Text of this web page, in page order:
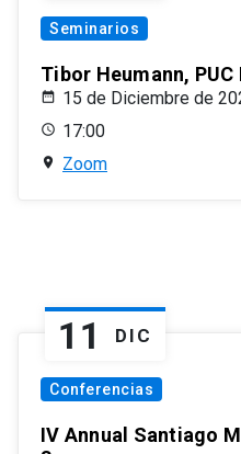
Seminarios
Tibor Heumann,
15 de Diciembre de
17:00
Zoom
11 DIC
Conferencias
IV Annual Santiago